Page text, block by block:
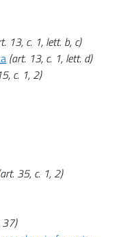
13, c. 1, lett. b, c)
(art. 13, c. 1, lett. d)
c. 1, 2)
35, c. 1, 2)
37)